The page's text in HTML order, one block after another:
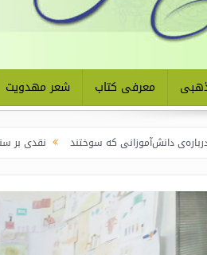
معرفی کتاب شعر مهدویت
که سوختند نقدی بر سند الگوی